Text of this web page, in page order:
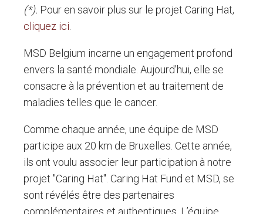
(*). Pour en savoir plus sur le projet Caring Hat,
cliquez ici
MSD Belgium incarne un engagement profond
envers la santé mondiale. Aujourd'hui, elle se
consacre à la prévention et au traitement de
maladies telles que le cancer.
Comme chaque année, une équipe de MSD
participe aux 20 km de Bruxelles. Cette année,
ils ont voulu associer leur participation à notre
projet "Caring Hat". Caring Hat Fund et MSD, se
sont révélés être des partenaires
complémentaires et authentiques. L’équipe